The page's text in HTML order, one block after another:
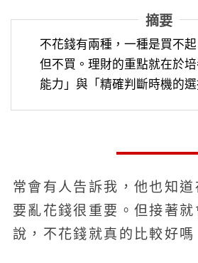
摘要
不花錢有兩種，一種是買不
但不買。理財的重點就在於
能力」與「精確判斷時機的選
常會有人告訴我，他也知
要亂花錢很重要。但接著
說，不花錢就真的比較好嗎